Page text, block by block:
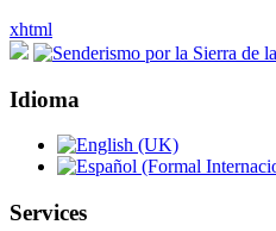
xhtml
Idioma
Services